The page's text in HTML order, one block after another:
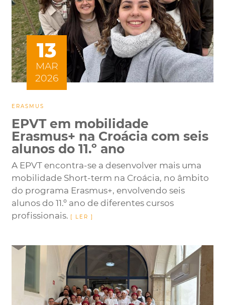
13
MAR
2026
ERASMUS
EPVT em mobilidade
Erasmus+ na Croácia com seis
alunos do 11.º ano
A EPVT encontra-se a desenvolver mais uma
mobilidade Short-term na Croácia, no âmbito
do programa Erasmus+, envolvendo seis
alunos do 11.º ano de diferentes cursos
profissionais.